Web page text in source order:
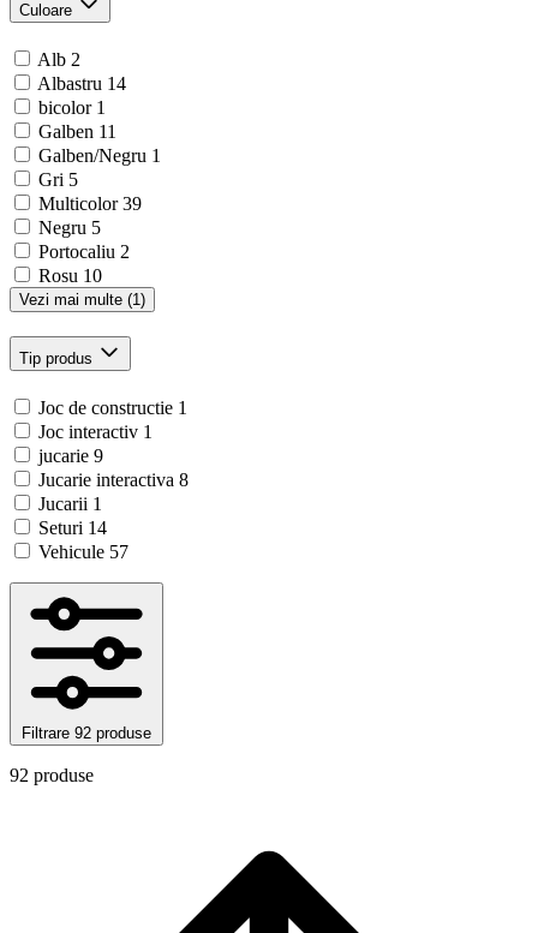
Culoare
Alb 2
Albastru 14
bicolor 1
Galben 11
Galben/Negru 1
Gri 5
Multicolor 39
Negru 5
Portocaliu 2
Rosu 10
Vezi mai multe (1)
Tip produs
Joc de constructie 1
Joc interactiv 1
jucarie 9
Jucarie interactiva 8
Jucarii 1
Seturi 14
Vehicule 57
Filtrare 92 produse
92 produse